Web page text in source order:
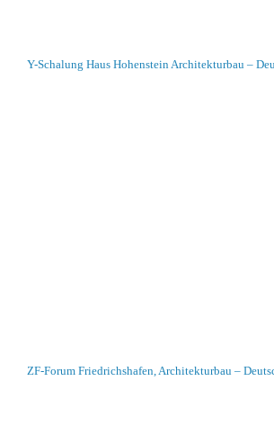
Y-Schalung Haus Hohenstein Architekturbau –
ZF-Forum Friedrichshafen, Architekturbau –